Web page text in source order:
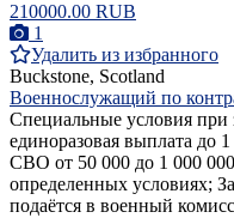
210000.00 RUB
1
Удалить из избранного
Buckstone, Scotland
Военнослужащий по
Специальные условия при
единоразовая выплата до
СВО от 50 000 до 1 000
определенных условиях;
подаётся в военный